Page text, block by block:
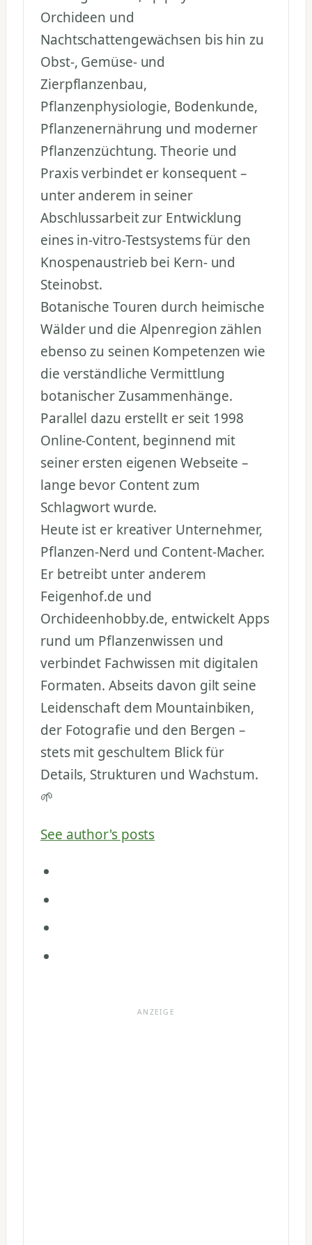
Orchideen und
Nachtschattengewächsen bis hin zu
Obst-, Gemüse- und
Zierpflanzenbau,
Pflanzenphysiologie, Bodenkunde,
Pflanzenernährung und moderner
Pflanzenzüchtung. Theorie und
Praxis verbindet er konsequent –
unter anderem in seiner
Abschlussarbeit zur Entwicklung
eines in-vitro-Testsystems für den
Knospenaustrieb bei Kern- und
Steinobst.
Botanische Touren durch heimische
Wälder und die Alpenregion zählen
ebenso zu seinen Kompetenzen wie
die verständliche Vermittlung
botanischer Zusammenhänge.
Parallel dazu erstellt er seit 1998
Online-Content, beginnend mit
seiner ersten eigenen Webseite –
lange bevor Content zum
Schlagwort wurde.
Heute ist er kreativer Unternehmer,
Pflanzen-Nerd und Content-Macher.
Er betreibt unter anderem
Feigenhof.de und
Orchideenhobby.de, entwickelt Apps
rund um Pflanzenwissen und
verbindet Fachwissen mit digitalen
Formaten. Abseits davon gilt seine
Leidenschaft dem Mountainbiken,
der Fotografie und den Bergen –
stets mit geschultem Blick für
Details, Strukturen und Wachstum.
🌱
See author's posts
ANZEIGE